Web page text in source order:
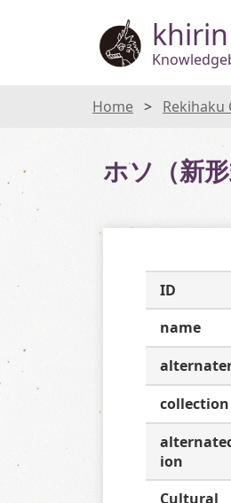
khirin
Home Rekihaku
ホソ（新形
ID
name
collection
ion
Cultural